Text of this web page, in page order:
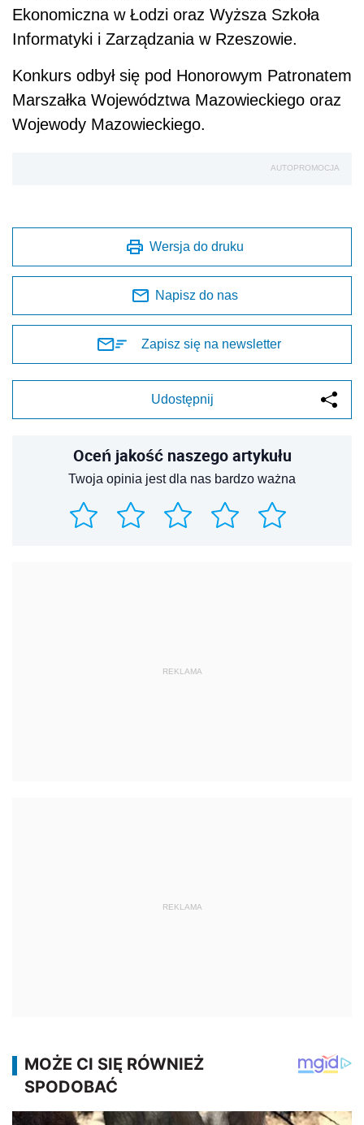
Ekonomiczna w Łodzi oraz Wyższa Szkoła
Informatyki i Zarządzania w Rzeszowie.
Konkurs odbył się pod Honorowym Patronatem
Marszałka Województwa Mazowieckiego oraz
Wojewody Mazowieckiego.
AUTOPROMOCJA
Wersja do druku
Napisz do nas
Zapisz się na newsletter
Udostępnij
Oceń jakość naszego artykułu
Twoja opinia jest dla nas bardzo ważna
REKLAMA
REKLAMA